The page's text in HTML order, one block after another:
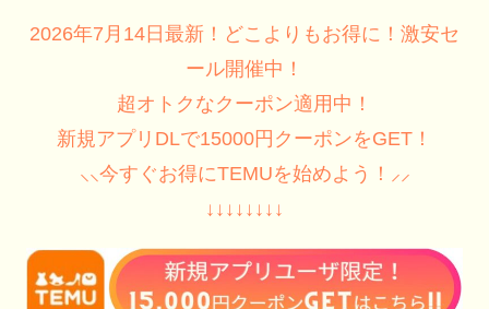
2026年7月14日最新！どこよりもお得に！激安セ
ール開催中！
超オトクなクーポン適用中！
新規アプリDLで15000円クーポンをGET！
⸜⸜今すぐお得にTEMUを始めよう！⸝⸝
↓↓↓↓↓↓↓↓